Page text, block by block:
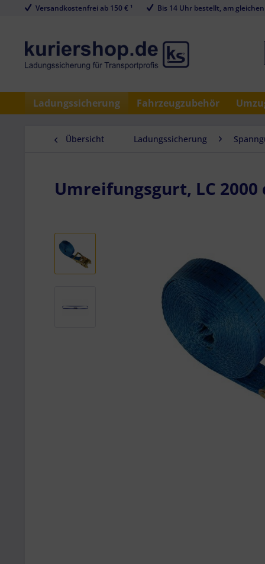
Versandkostenfrei ab 150 € ¹ Bis 14 Uhr bestellt, am
Ladungssicherung Fahrzeugzubehör
Übersicht Ladungssicherung
Umreifungsgurt, LC